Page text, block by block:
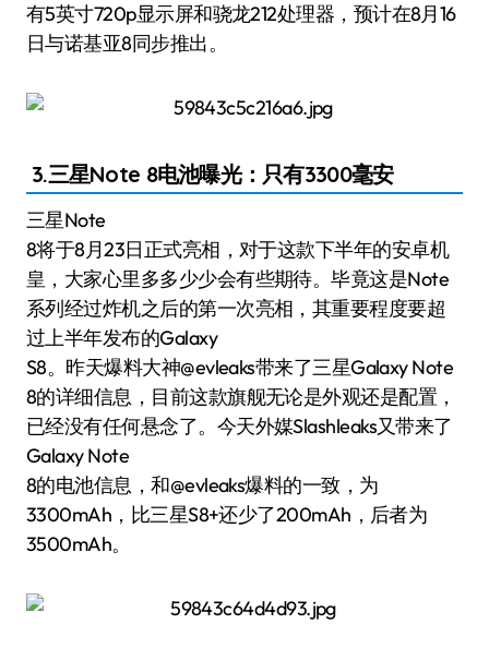
有5英寸720p显示屏和骁龙212处理器，预计在8月16
日与诺基亚8同步推出。
3.三星Note 8电池曝光：只有3300毫安
三星Note
8将于8月23日正式亮相，对于这款下半年的安卓机
皇，大家心里多多少少会有些期待。毕竟这是Note
系列经过炸机之后的第一次亮相，其重要程度要超
过上半年发布的Galaxy
S8。昨天爆料大神@evleaks带来了三星Galaxy Note
8的详细信息，目前这款旗舰无论是外观还是配置，
已经没有任何悬念了。今天外媒Slashleaks又带来了
Galaxy Note
8的电池信息，和@evleaks爆料的一致，为
3300mAh，比三星S8+还少了200mAh，后者为
3500mAh。